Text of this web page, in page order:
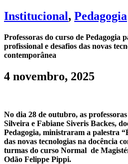
Institucional , Pedagogia
Professoras do curso de Pedagogia
profissional e desafios das novas
contemporânea
4 novembro, 2025
No dia 28 de outubro, as
Silveira e Fabiane Siveris Backes,
Pedagogia, ministraram a palestra
das novas tecnologias na docência
turmas do curso Normal de
Odão Felippe Pippi.